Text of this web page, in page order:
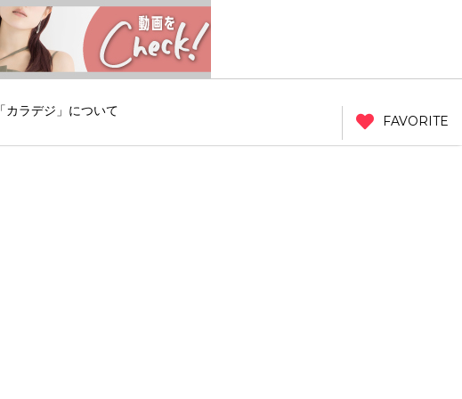
「カラデジ」について
FAVORITE